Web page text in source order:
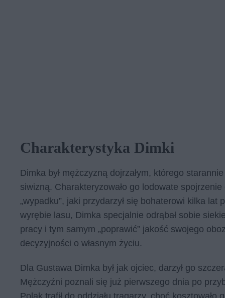
Charakterystyka Dimki
Dimka był mężczyzną dojrzałym, którego
siwizną. Charakteryzowało go lodowate
„wypadku”, jaki przydarzył się bohaterowi kilka
wyrębie lasu, Dimka specjalnie odrąbał sobie
pracy i tym samym „poprawić” jakość swojego
decyzyjności o własnym życiu.
Dla Gustawa Dimka był jak ojciec, darzył go
Mężczyźni poznali się już pierwszego dnia po